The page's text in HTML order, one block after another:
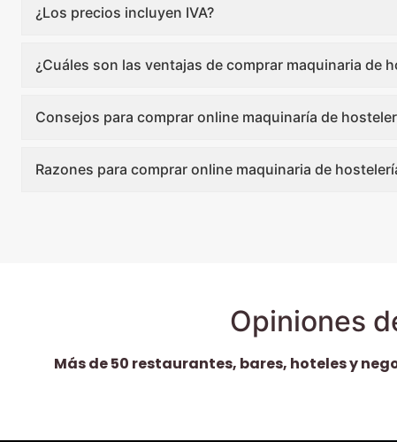
¿Los precios incluyen IVA?
¿Cuáles son las ventajas de comprar maquinaria de
Consejos para comprar online maquinaría de
Razones para comprar online maquinaria de
Opiniones
Más de 50 restaurantes, bares, hoteles y